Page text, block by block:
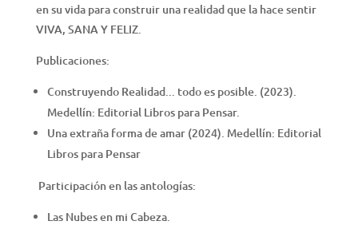
en su vida para construir una realidad que la hace sentir
VIVA, SANA Y FELIZ.
Publicaciones:
Construyendo Realidad... todo es posible. (2023).
Medellín: Editorial Libros para Pensar.
Una extraña forma de amar (2024). Medellín: Editorial
Libros para Pensar
Participación en las antologías:
Las Nubes en mi Cabeza.